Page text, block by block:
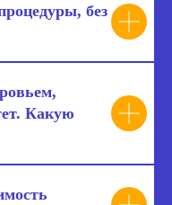
без
Какую